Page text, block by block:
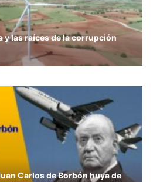
y las raíces de la corrupción
Carlos de Borbón huya de